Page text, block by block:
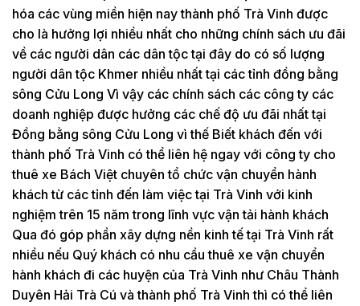
hóa các vùng miền hiện nay thành phố Trà Vinh được
cho là hưởng lợi nhiều nhất cho những chính sách ưu đãi
về các người dân các dân tộc tại đây do có số lượng
người dân tộc Khmer nhiều nhất tại các tỉnh đồng bằng
sông Cửu Long Vì vậy các chính sách các công ty các
doanh nghiệp được hưởng các chế độ ưu đãi nhất tại
Đồng bằng sông Cửu Long vì thế Biết khách đến với
thành phố Trà Vinh có thể liên hệ ngay với công ty cho
thuê xe Bách Việt chuyên tổ chức vận chuyển hành
khách từ các tỉnh đến làm việc tại Trà Vinh với kinh
nghiệm trên 15 năm trong lĩnh vực vận tải hành khách
Qua đó góp phần xây dựng nền kinh tế tại Trà Vinh rất
nhiều nếu Quý khách có nhu cầu thuê xe vận chuyển
hành khách đi các huyện của Trà Vinh như Châu Thành
Duyên Hải Trà Cú và thành phố Trà Vinh thì có thể liên